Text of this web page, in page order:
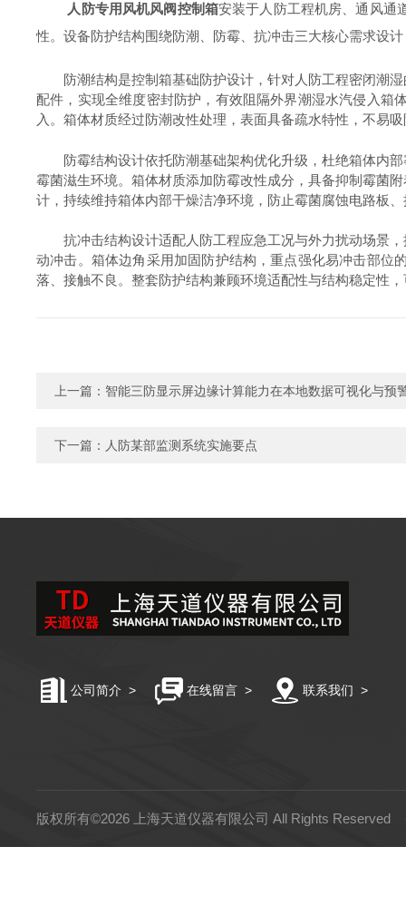
人防专用风机风阀控制箱安装于人防工程机房、通风通
性。设备防护结构围绕防潮、防霉、抗冲击三大核心需求设
防潮结构是控制箱基础防护设计，针对人防工程密闭潮湿
配件，实现全维度密封防护，有效阻隔外界潮湿水汽侵入箱
入。箱体材质经过防潮改性处理，表面具备疏水特性，不易
防霉结构设计依托防潮基础架构优化升级，杜绝箱体内部
霉菌滋生环境。箱体材质添加防霉改性成分，具备抑制霉菌
计，持续维持箱体内部干燥洁净环境，防止霉菌腐蚀电路板
抗冲击结构设计适配人防工程应急工况与外力扰动场景，
动冲击。箱体边角采用加固防护结构，重点强化易冲击部位
落、接触不良。整套防护结构兼顾环境适配性与结构稳定性
上一篇： 智能三防显示屏边缘计算能力在本地数据可视化与预
下一篇： 人防某部监测系统实施要点
公司简介 > 在线留言 > 联系我们 >
版权所有©2026 上海天道仪器有限公司 All Rights Reserved